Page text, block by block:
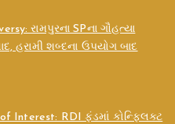
રામપુરના SPના ગૌહત્યા
હરામી શબ્દના ઉપયોગ બાદ
Interest: RDI ફંડમાં કોન્ફ્લિક્ટ